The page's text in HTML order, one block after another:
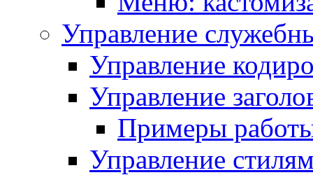
Управление
Управление
Управление
Примеры
Управление